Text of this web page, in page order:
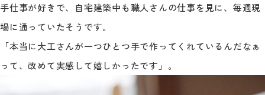
手仕事が好きで、自宅建築中も職人さんの仕事を見に、毎週現
場に通っていたそうです。
「本当に大工さんが一つひとつ手で作ってくれているんだなぁ
って、改めて実感して嬉しかったです」。